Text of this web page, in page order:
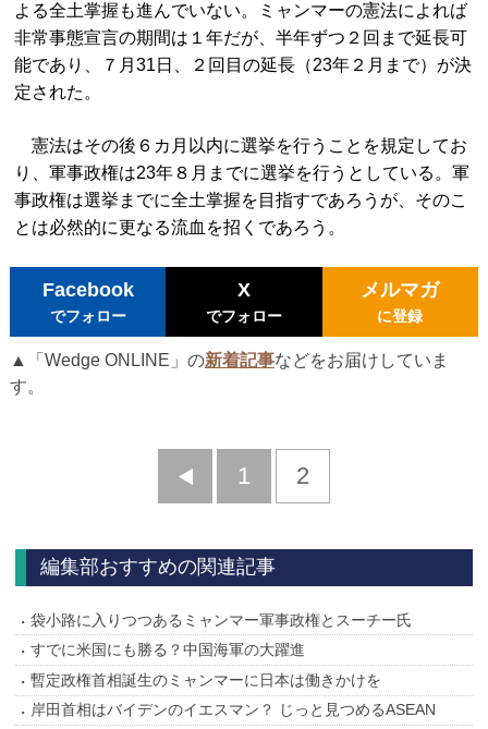
よる全土掌握も進んでいない。ミャンマーの憲法によれば
非常事態宣言の期間は１年だが、半年ずつ２回まで延長可
能であり、７月31日、２回目の延長（23年２月まで）が決
定された。
憲法はその後６カ月以内に選挙を行うことを規定してお
り、軍事政権は23年８月までに選挙を行うとしている。軍
事政権は選挙までに全土掌握を目指すであろうが、そのこ
とは必然的に更なる流血を招くであろう。
Facebook
でフォロー
X
でフォロー
メルマガ
に登録
▲「Wedge ONLINE」の新着記事などをお届けしていま
す。
前
1 2
編集部おすすめの関連記事
袋小路に入りつつあるミャンマー軍事政権とスーチー氏
すでに米国にも勝る？中国海軍の大躍進
暫定政権首相誕生のミャンマーに日本は働きかけを
岸田首相はバイデンのイエスマン？ じっと見つめるASEAN